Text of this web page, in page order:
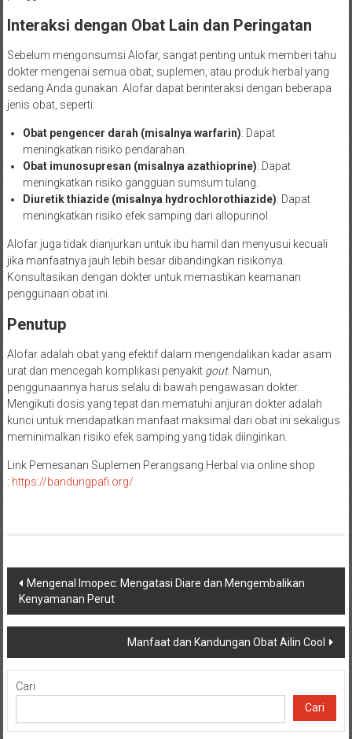
Interaksi dengan Obat Lain dan Peringatan
Sebelum mengonsumsi Alofar, sangat penting untuk memberi tahu
dokter mengenai semua obat, suplemen, atau produk herbal yang
sedang Anda gunakan. Alofar dapat berinteraksi dengan beberapa
jenis obat, seperti:
Obat pengencer darah (misalnya warfarin): Dapat
meningkatkan risiko pendarahan.
Obat imunosupresan (misalnya azathioprine): Dapat
meningkatkan risiko gangguan sumsum tulang.
Diuretik thiazide (misalnya hydrochlorothiazide): Dapat
meningkatkan risiko efek samping dari allopurinol.
Alofar juga tidak dianjurkan untuk ibu hamil dan menyusui kecuali
jika manfaatnya jauh lebih besar dibandingkan risikonya.
Konsultasikan dengan dokter untuk memastikan keamanan
penggunaan obat ini.
Penutup
Alofar adalah obat yang efektif dalam mengendalikan kadar asam
urat dan mencegah komplikasi penyakit gout. Namun,
penggunaannya harus selalu di bawah pengawasan dokter.
Mengikuti dosis yang tepat dan mematuhi anjuran dokter adalah
kunci untuk mendapatkan manfaat maksimal dari obat ini sekaligus
meminimalkan risiko efek samping yang tidak diinginkan.
Link Pemesanan Suplemen Perangsang Herbal via online shop
: https://bandungpafi.org/
Navigasi
pos
Mengenal Imopec: Mengatasi Diare dan Mengembalikan
Kenyamanan Perut
Manfaat dan Kandungan Obat Ailin Cool
Cari
Cari